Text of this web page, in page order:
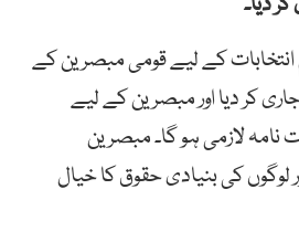
کے لیے قومی مبصرین کے
کر دیا اور مبصرین کے لیے
نامہ لازمی ہو گا۔ مبصرین
کی بنیادی حقوق کا خیال